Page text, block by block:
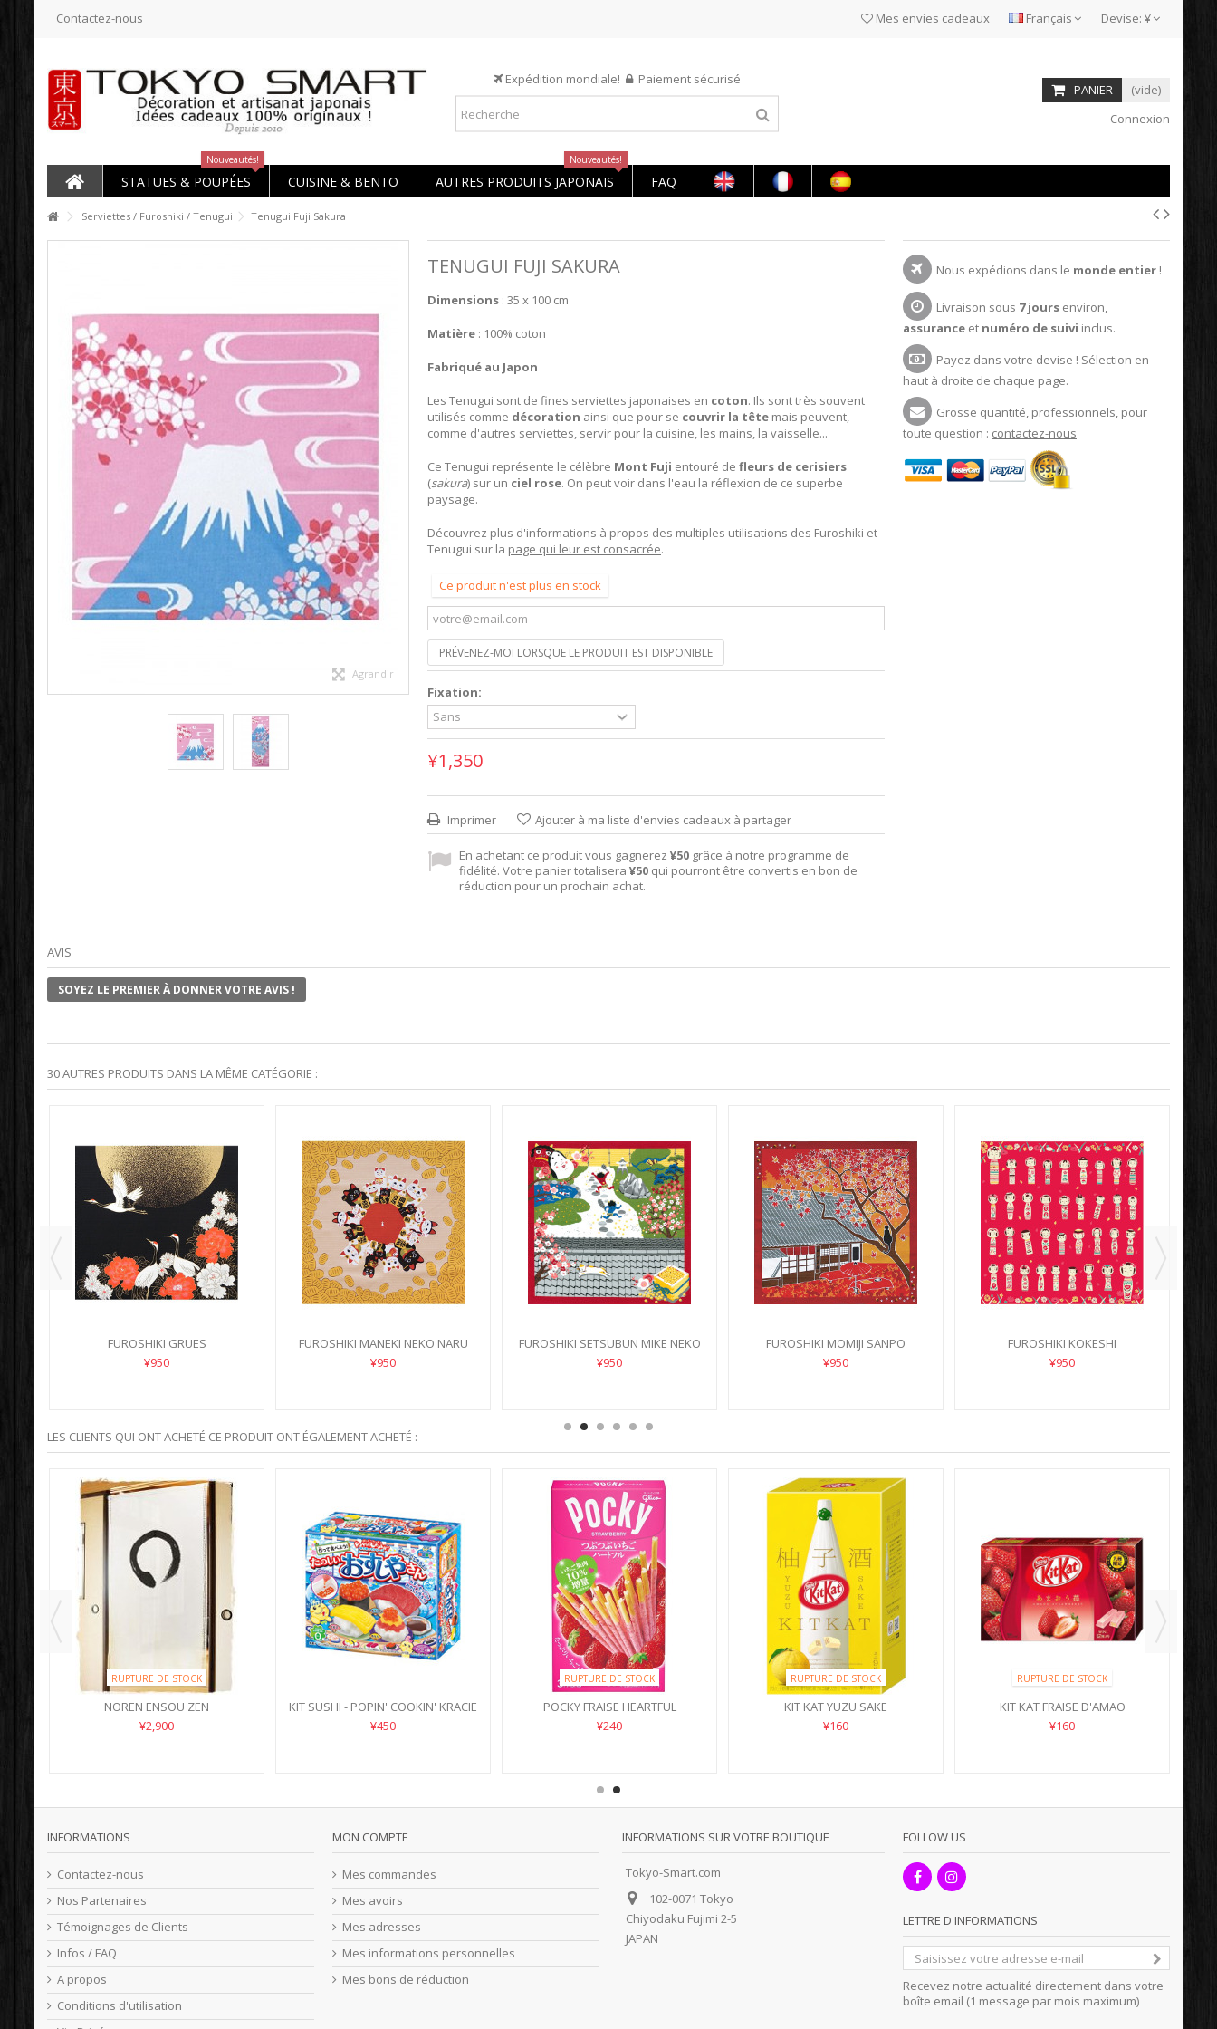
Devise: ¥
Français
Contactez-nous Mes envies cadeaux
Expédition mondiale! Paiement sécurisé
PANIER
(vide)
Connexion
STATUES & POUPÉES
Nouveautés!
CUISINE & BENTO AUTRES PRODUITS JAPONAIS
Nouveautés!
FAQ
Serviettes / Furoshiki / Tenugui Tenugui Fuji Sakura
Agrandir
TENUGUI FUJI SAKURA
Dimensions: 35 x 100 cm
Matière: 100% coton
Fabriqué au Japon
Les Tenugui sont de fines serviettes japonaises en coton. Ils sont très souvent
utilisés comme décoration ainsi que pour se couvrir la têtemais peuvent,
comme d'autres serviettes, servir pour la cuisine, les mains, la vaisselle...
Ce Tenugui représente le célèbre Mont Fuji entouré de fleurs de cerisiers
(sakura) sur un ciel rose. On peut voir dans l'eau la réflexion de ce superbe
paysage.
Découvrez plus d'informations à propos des multiples utilisations des Furoshiki et
Tenugui sur la page qui leur est consacrée.
Ce produit n'est plus en stock
PRÉVENEZ-MOI LORSQUE LE PRODUIT EST DISPONIBLE
Fixation:
¥1,350
Imprimer Ajouter à ma liste d'envies cadeaux à partager
En achetant ce produit vous gagnerez ¥50grâce à notre programme de
fidélité. Votre panier totalisera ¥50qui pourront être convertis en bon de
réduction pour un prochain achat.
Nous expédions dans le monde entier!
Livraison sous 7 joursenviron,
assuranceet numéro de suivi inclus.
Payez dans votre devise ! Sélection en
haut à droite de chaque page.
Grosse quantité, professionnels, pour
toute question : contactez-nous
AVIS
SOYEZ LE PREMIER À DONNER VOTRE AVIS !
30 AUTRES PRODUITS DANS LA MÊME CATÉGORIE :
FUROSHIKI GRUES
¥950
FUROSHIKI MANEKI NEKO NARU
¥950
FUROSHIKI SETSUBUN MIKE NEKO
¥950
FUROSHIKI MOMIJI SANPO
¥950
FUROSHIKI KOKESHI
¥950
LES CLIENTS QUI ONT ACHETÉ CE PRODUIT ONT ÉGALEMENT ACHETÉ :
RUPTURE DE STOCK
NOREN ENSOU ZEN
¥2,900
KIT SUSHI - POPIN' COOKIN' KRACIE
¥450
RUPTURE DE STOCK
POCKY FRAISE HEARTFUL
¥240
RUPTURE DE STOCK
KIT KAT YUZU SAKE
¥160
RUPTURE DE STOCK
KIT KAT FRAISE D'AMAO
¥160
INFORMATIONS
Contactez-nous
Nos Partenaires
Témoignages de Clients
Infos / FAQ
A propos
Conditions d'utilisation
MON COMPTE
Mes commandes
Mes avoirs
Mes adresses
Mes informations personnelles
Mes bons de réduction
INFORMATIONS SUR VOTRE BOUTIQUE
Tokyo-Smart.com
102-0071 Tokyo
Chiyodaku Fujimi 2-5
JAPAN
FOLLOW US
LETTRE D'INFORMATIONS
Recevez notre actualité directement dans votre
boîte email (1 message par mois maximum)